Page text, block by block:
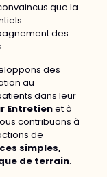
que la
:
des
des
au
dans leur
Entretienet à
contribuons à
de
simples,
de terrain.